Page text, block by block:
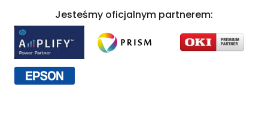
Jesteśmy oficjalnym partnerem: